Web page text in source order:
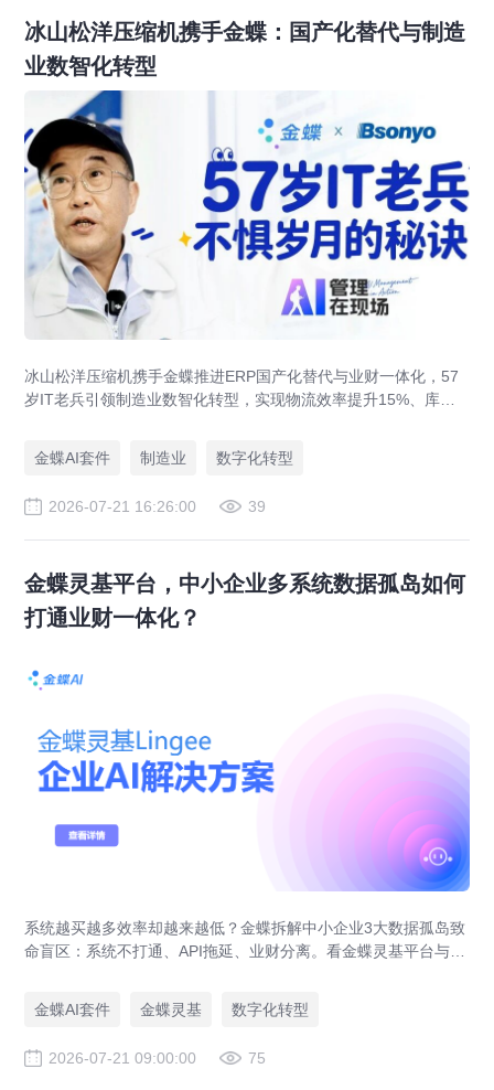
冰山松洋压缩机携手金蝶：国产化替代与制造
业数智化转型
冰山松洋压缩机携手金蝶推进ERP国产化替代与业财一体化，57
岁IT老兵引领制造业数智化转型，实现物流效率提升15%、库存
金蝶AI套件
制造业 数字化转型
2026-07-21 16:26:00 39
金蝶灵基平台，中小企业多系统数据孤岛如何
打通业财一体化？
系统越买越多效率却越来越低？金蝶拆解中小企业3大数据孤岛致
命盲区：系统不打通、API拖延、业财分离。看金蝶灵基平台与金
金蝶AI套件
金蝶灵基 数字化转型
2026-07-21 09:00:00 75